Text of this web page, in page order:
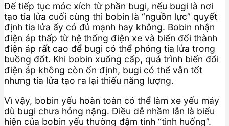
Để tiếp tục móc xích từ phần bugi, nếu bugi là nơi
tạo tia lửa cuối cùng thì bobin là “nguồn lực” quyết
định tia lửa ấy có đủ mạnh hay không. Bobin nhận
điện áp thấp từ hệ thống điện xe và biến đổi thành
điện áp rất cao để bugi có thể phóng tia lửa trong
buồng đốt. Khi bobin xuống cấp, quá trình biến đổi
điện áp không còn ổn định, bugi có thể vẫn tốt
nhưng tia lửa tạo ra lại thiếu năng lượng.
Vì vậy, bobin yếu hoàn toàn có thể làm xe yếu máy
dù bugi chưa hỏng nặng. Điều dễ nhầm lẫn là biểu
hiện của bobin yếu thường đậm tính “tình huống”.